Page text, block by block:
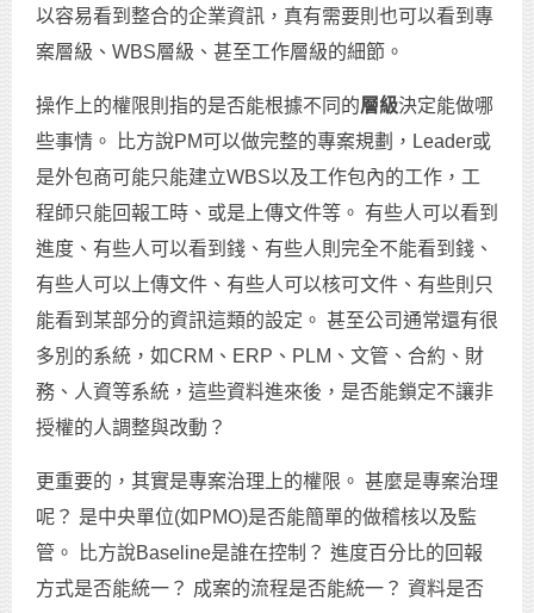
以容易看到整合的企業資訊，真有需要則也可以看到專
案層級、WBS層級、甚至工作層級的細節。
操作上的權限則指的是否能根據不同的層級決定能做哪
些事情。 比方說PM可以做完整的專案規劃，Leader或
是外包商可能只能建立WBS以及工作包內的工作，工
程師只能回報工時、或是上傳文件等。 有些人可以看到
進度、有些人可以看到錢、有些人則完全不能看到錢、
有些人可以上傳文件、有些人可以核可文件、有些則只
能看到某部分的資訊這類的設定。 甚至公司通常還有很
多別的系統，如CRM、ERP、PLM、文管、合約、財
務、人資等系統，這些資料進來後，是否能鎖定不讓非
授權的人調整與改動？
更重要的，其實是專案治理上的權限。 甚麼是專案治理
呢？ 是中央單位(如PMO)是否能簡單的做稽核以及監
管。 比方說Baseline是誰在控制？ 進度百分比的回報
方式是否能統一？ 成案的流程是否能統一？ 資料是否